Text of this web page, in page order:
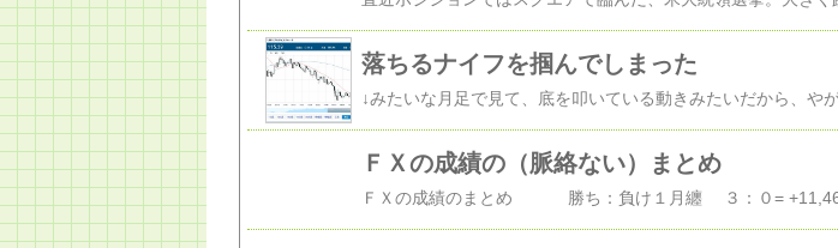
落ちるナイフを掴んでしまった
ＦＸの成績の（脈絡ない）まとめ